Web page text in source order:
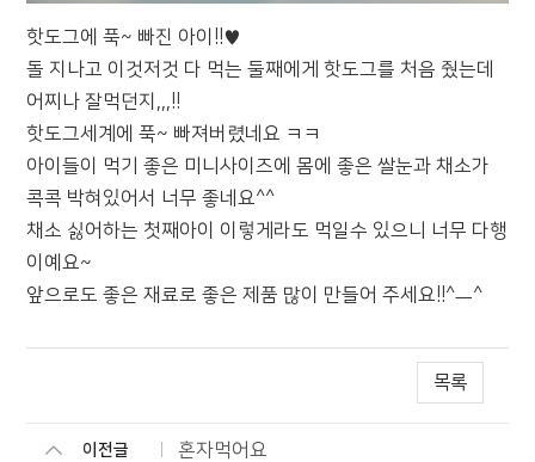
핫도그에 푹~ 빠진 아이!!♥
돌 지나고 이것저것 다 먹는 둘째에게 핫도그를 처음 줬는데
어찌나 잘먹던지,,,!!
핫도그세계에 푹~ 빠져버렸네요 ㅋㅋ
아이들이 먹기 좋은 미니사이즈에 몸에 좋은 쌀눈과 채소가
콕콕 박혀있어서 너무 좋네요^^
채소 싫어하는 첫째아이 이렇게라도 먹일수 있으니 너무 다행
이예요~
앞으로도 좋은 재료로 좋은 제품 많이 만들어 주세요!!^ㅡ^
목록
이전글 혼자먹어요